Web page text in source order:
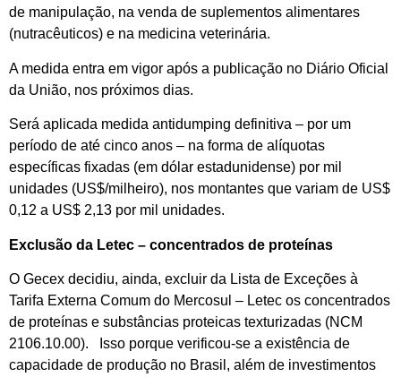
de manipulação, na venda de suplementos alimentares
(nutracêuticos) e na medicina veterinária.
A medida entra em vigor após a publicação no Diário Oficial
da União, nos próximos dias.
Será aplicada medida antidumping definitiva – por um
período de até cinco anos – na forma de alíquotas
específicas fixadas (em dólar estadunidense) por mil
unidades (US$/milheiro), nos montantes que variam de US$
0,12 a US$ 2,13 por mil unidades.
Exclusão da Letec – concentrados de proteínas
O Gecex decidiu, ainda, excluir da Lista de Exceções à
Tarifa Externa Comum do Mercosul – Letec os concentrados
de proteínas e substâncias proteicas texturizadas (NCM
2106.10.00). Isso porque verificou-se a existência de
capacidade de produção no Brasil, além de investimentos